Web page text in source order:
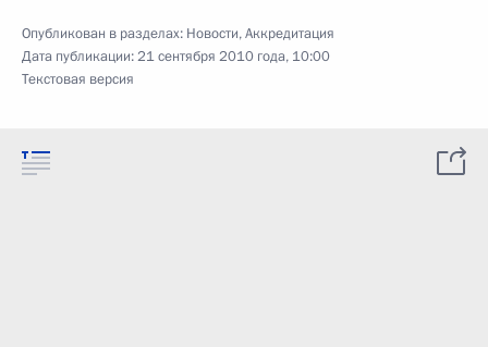
Опубликован в разделах: Новости,Аккредитация
Дата публикации:21 сентября 2010 года, 10:00
Текстовая версия